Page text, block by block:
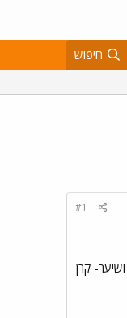
חיפוש
#1
איפור ושיער- קרן